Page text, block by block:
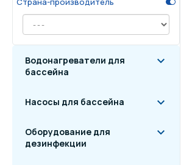
Системы безопасности
Водонагреватели для
бассейна
Насосы для бассейна
Оборудование для
дезинфекции